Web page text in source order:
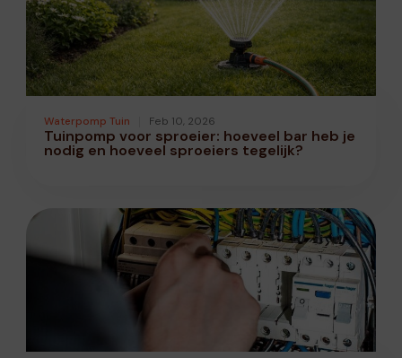
Waterpomp Tuin Feb 10, 2026
Tuinpomp voor sproeier: hoeveel bar heb je
nodig en hoeveel sproeiers tegelijk?